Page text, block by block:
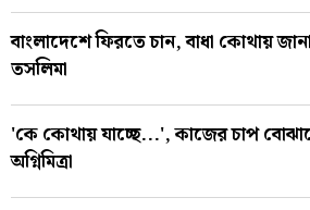
বাংলাদেশে ফিরতে চান, বাধা কোথায়
তসলিমা
'কে কোথায় যাচ্ছে...', কাজের চাপ
অগ্নিমিত্রা